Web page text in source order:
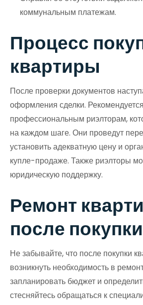
коммунальным платежам.
Процесс
квартиры
После проверки документов
оформления сделки.
профессиональным риэлторам,
на каждом шаге. Они проведут
установить адекватную цену и
купле-продаже. Также риэлторы
юридическую поддержку.
Ремонт
после покупки
Не забывайте, что после покупки
возникнуть необходимость в
запланировать бюджет и
стесняйтесь обращаться к